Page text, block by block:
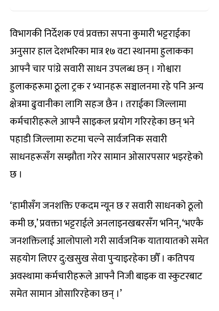
विभागकी निर्देशक एवं प्रवक्ता सपना कुमारी भट्टराईका
अनुसार हाल देशभरिका मात्र १७ वटा स्थानमा हुलाकका
आफ्नै चार पांग्रे सवारी साधन उपलब्ध छन् । गोश्वारा
हुलाकहरूमा ठूला ट्रक र भ्यानहरू सञ्चालनमा रहे पनि अन्य
क्षेत्रमा ढुवानीका लागि सहज छैन । तराईका जिल्लामा
कर्मचारीहरूले आफ्नै साइकल प्रयोग गरिरहेका छन् भने
पहाडी जिल्लामा रुटमा चल्ने सार्वजनिक सवारी
साधनहरूसँग सम्झौता गरेर सामान ओसारपसार भइरहेको
छ ।
‘हामीसँग जनशक्ति एकदम न्यून छ र सवारी साधनको ठूलो
कमी छ,’ प्रवक्ता भट्टराईले अनलाइनखबरसँग भनिन्, ‘भएकै
जनशक्तिलाई आलोपालो गरी सार्वजनिक यातायातको समेत
सहयोग लिएर दु:खसुख सेवा पुर्‍याइरहेका छौँ । कतिपय
अवस्थामा कर्मचारीहरूले आफ्नै निजी बाइक वा स्कुटरबाट
समेत सामान ओसारिरहेका छन् ।’